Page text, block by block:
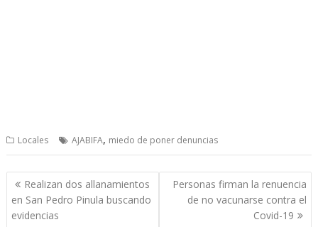
Locales AJABIFA, miedo de poner denuncias
Post
navigation
Realizan dos allanamientos
en San Pedro Pinula buscando
evidencias
Personas firman la renuencia
de no vacunarse contra el
Covid-19